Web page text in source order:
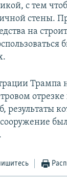
с тем
стены.
на
Трампа
результаты